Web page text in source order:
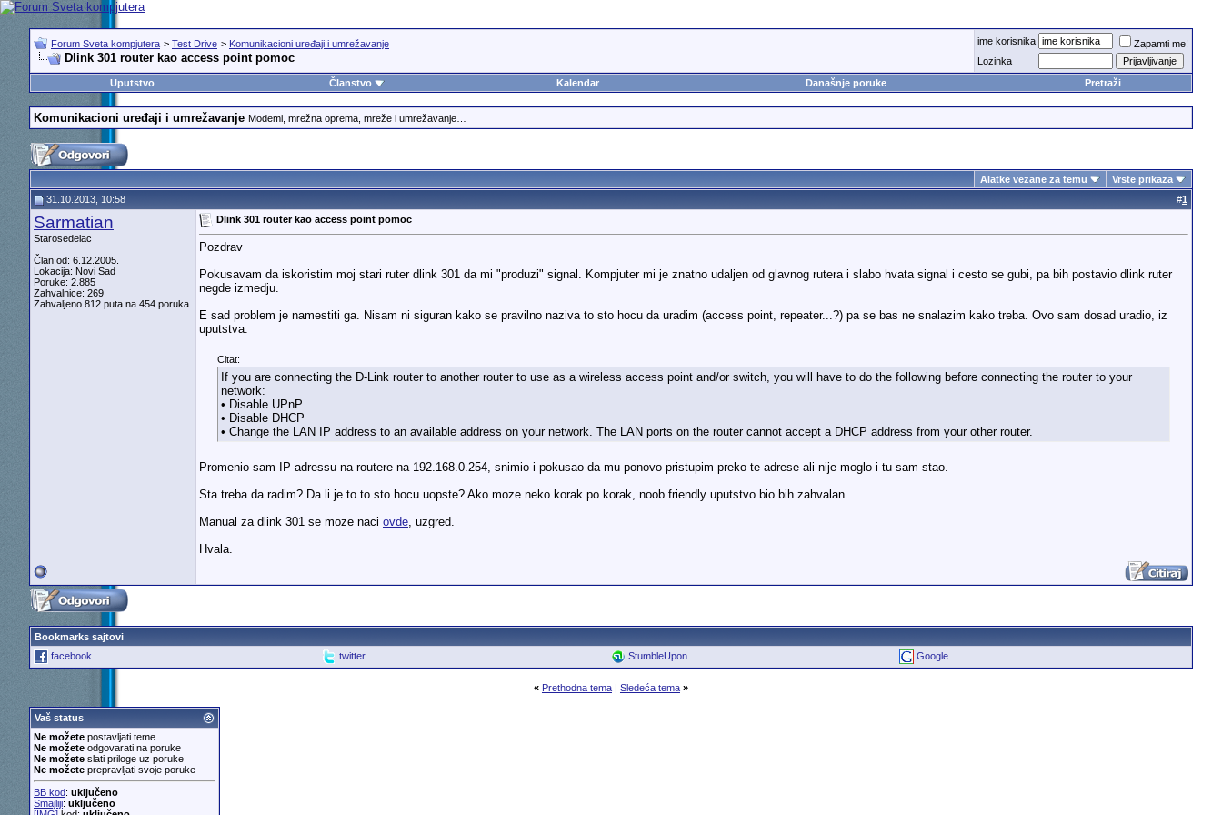
Forum Sveta kompjutera > Test Drive > Komunikacioni uređaji i umrežavanje
Dlink 301 router kao access point pomoc
ime korisnika
Zapamti me!
Lozinka
Uputstvo
Članstvo Kalendar Današnje poruke Pretraži
Komunikacioni uređaji i umrežavanje Modemi, mrežna oprema, mreže i umrežavanje…
Alatke vezane za temu
Vrste prikaza
31.10.2013, 10:58
#1
Sarmatian
Starosedelac
Član od: 6.12.2005.
Lokacija: Novi Sad
Poruke: 2.885
Zahvalnice: 269
Zahvaljeno 812 puta na 454 poruka
Dlink 301 router kao access point pomoc
Pozdrav
Pokusavam da iskoristim moj stari ruter dlink 301 da mi "produzi" signal. Kompjuter mi je znatno udaljen od glavnog rutera i slabo hvata signal i cesto se gubi, pa bih postavio dlink ruter
negde izmedju.
E sad problem je namestiti ga. Nisam ni siguran kako se pravilno naziva to sto hocu da uradim (access point, repeater...?) pa se bas ne snalazim kako treba. Ovo sam dosad uradio, iz
uputstva:
Citat:
If you are connecting the D-Link router to another router to use as a wireless access point and/or switch, you will have to do the following before connecting the router to your
network:
• Disable UPnP
• Disable DHCP
• Change the LAN IP address to an available address on your network. The LAN ports on the router cannot accept a DHCP address from your other router.
Promenio sam IP adressu na routere na 192.168.0.254, snimio i pokusao da mu ponovo pristupim preko te adrese ali nije moglo i tu sam stao.
Sta treba da radim? Da li je to to sto hocu uopste? Ako moze neko korak po korak, noob friendly uputstvo bio bih zahvalan.
Manual za dlink 301 se moze naci ovde, uzgred.
Hvala.
Bookmarks sajtovi
facebook
twitter StumbleUpon Google
« Prethodna tema| Sledeća tema »
Vaš status
Ne možetepostavljati teme
Ne možeteodgovarati na poruke
Ne možeteslati priloge uz poruke
Ne možeteprepravljati svoje poruke
BB kod: uključeno
Smajliji: uključeno